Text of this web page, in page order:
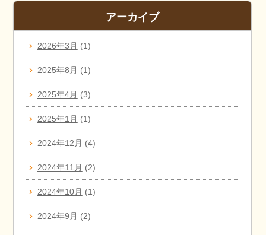
アーカイブ
2026年3月 (1)
2025年8月 (1)
2025年4月 (3)
2025年1月 (1)
2024年12月 (4)
2024年11月 (2)
2024年10月 (1)
2024年9月 (2)